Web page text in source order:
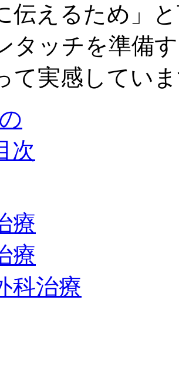
伝えるため」
タッチを準備
て実感してい
療
療
科治療